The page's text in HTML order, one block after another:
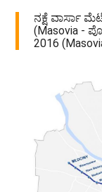
ನಕ್ಷೆ ವಾರ್ಸಾ
(Masovia -
2016